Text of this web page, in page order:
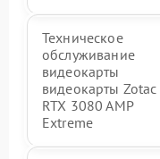
Техническое
обслуживание
видеокарты
видеокарты Zotac
RTX 3080 AMP
Extreme